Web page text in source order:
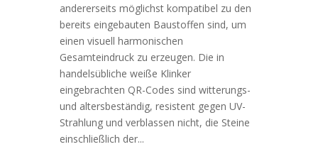
andererseits möglichst kompatibel zu den
bereits eingebauten Baustoffen sind, um
einen visuell harmonischen
Gesamteindruck zu erzeugen. Die in
handelsübliche weiße Klinker
eingebrachten QR-Codes sind witterungs-
und alters­beständig, resistent gegen UV-
Strahlung und verblassen nicht, die Steine
einschließlich der...